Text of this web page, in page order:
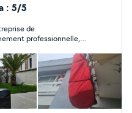
: 5/5
de
professionnelle,
efficacité et dans la
les meubles et
stress et dans les délais
des personnes
des déménageurs très
confiance les yeux